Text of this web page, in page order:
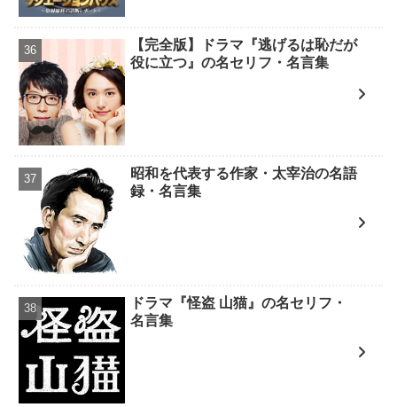
【完全版】ドラマ『逃げるは恥だが
役に立つ』の名セリフ・名言集
昭和を代表する作家・太宰治の名語
録・名言集
ドラマ『怪盗 山猫』の名セリフ・
名言集